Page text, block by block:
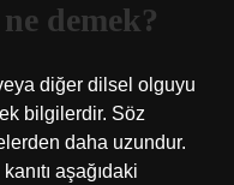
demek?
diğer dilsel olguyu
bilgilerdir. Söz
daha uzundur.
aşağıdaki